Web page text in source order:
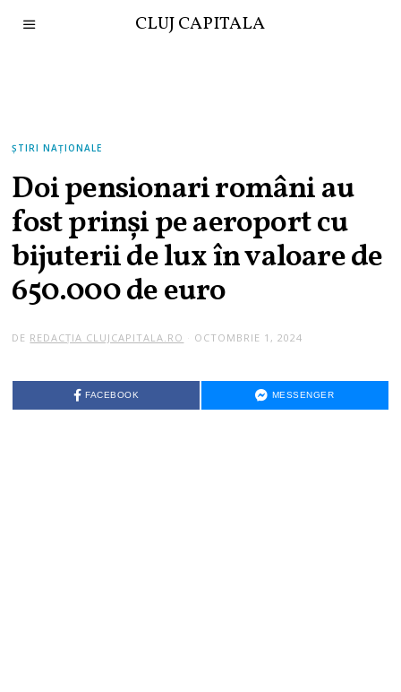
CLUJ CAPITALA
ȘTIRI NAȚIONALE
Doi pensionari români au
fost prinși pe aeroport cu
bijuterii de lux în valoare de
650.000 de euro
DE REDACȚIA CLUJCAPITALA.RO OCTOMBRIE 1, 2024
FACEBOOK MESSENGER